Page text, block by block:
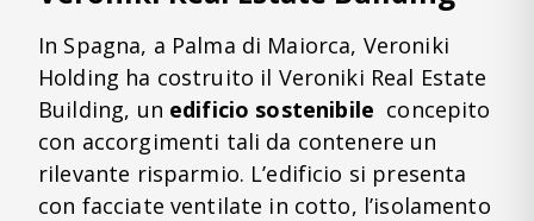
In Spagna, a Palma di Maiorca, Veroniki
Holding ha costruito il Veroniki Real Estate
Building, un edificio sostenibile concepito
con accorgimenti tali da contenere un
rilevante risparmio. L’edificio si presenta
con facciate ventilate in cotto, l’isolamento